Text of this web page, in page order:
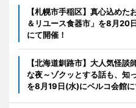
【札幌市手稲区】真心込め
＆リユース食器市」を8月20
にて開催！
【北海道釧路市】大人気怪
な夜～ゾクッとする話も、知
を8月19日(水)にベルコ会館に